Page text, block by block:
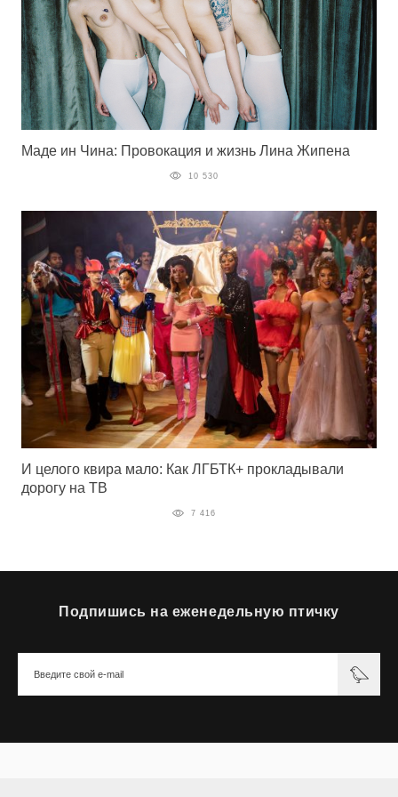
Маде ин Чина: Провокация и жизнь Лина Жипена
10 530
И целого квира мало: Как ЛГБТК+ прокладывали
дорогу на ТВ
7 416
Подпишись на еженедельную птичку